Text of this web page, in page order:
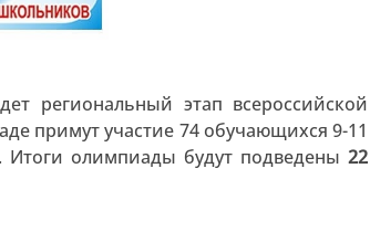
региональный этап всероссийской
примут участие 74 обучающихся 9-11
Итоги олимпиады будут подведены 22